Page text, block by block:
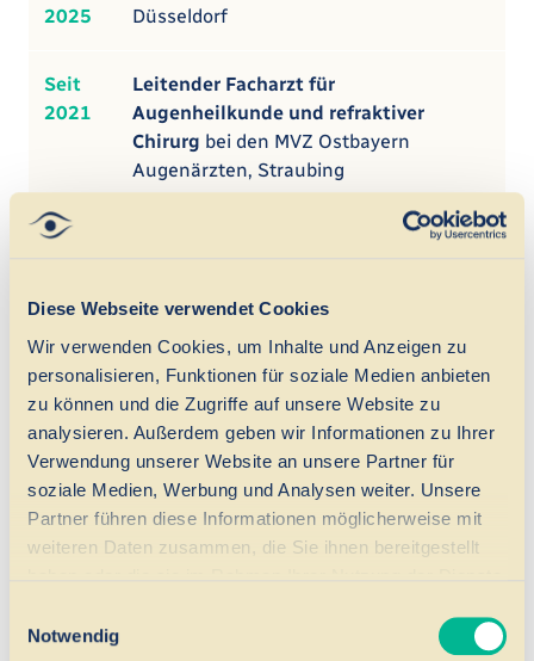
Diese Webseite verwendet Cookies
Wir verwenden Cookies, um Inhalte und Anzeigen zu
personalisieren, Funktionen für soziale Medien anbieten
zu können und die Zugriffe auf unsere Website zu
analysieren. Außerdem geben wir Informationen zu Ihrer
Verwendung unserer Website an unsere Partner für
soziale Medien, Werbung und Analysen weiter. Unsere
Partner führen diese Informationen möglicherweise mit
weiteren Daten zusammen, die Sie ihnen bereitgestellt
Notwendig
2025
Düsseldorf
Seit
2021
Leitender Facharzt für
Augenheilkunde und refraktiver
Chirurg bei den MVZ Ostbayern
Augenärzten, Straubing
2017
2013
–
2017
Alphavision Augenzentrum, Bremen
2009
2013
Augenklinik CICO Melilla, Melilla
(Spanien)
–
Clínica Baviera Instituto Oftalmológico